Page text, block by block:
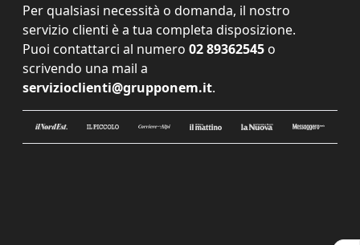
Per qualsiasi necessità o domanda, il nostro
servizio clienti è a tua completa disposizione.
Puoi contattarci al numero 02 89362545 o
scrivendo una mail a
servizioclienti@grupponem.it.